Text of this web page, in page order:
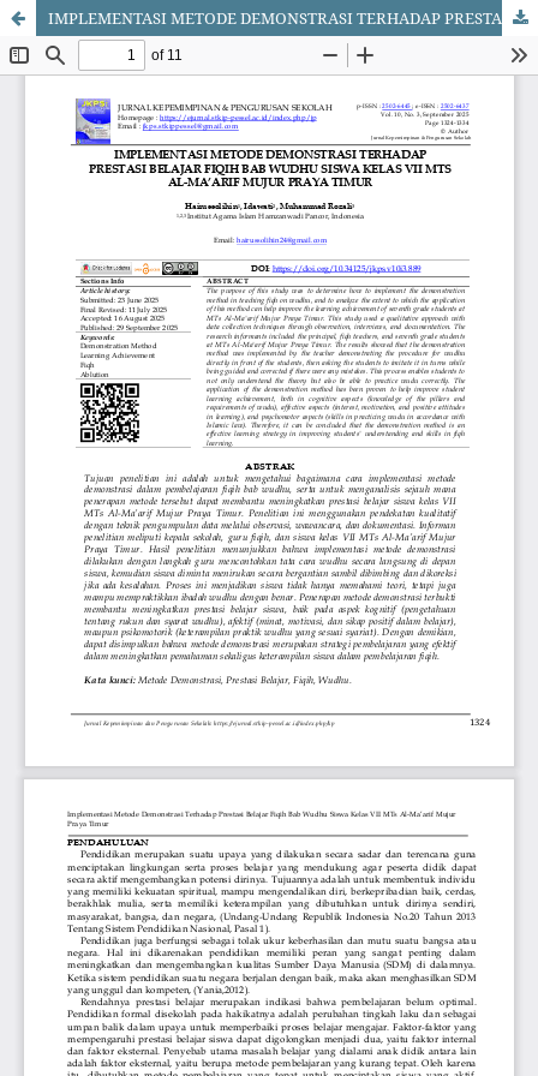
IMPLEMENTASI METODE DEMONSTRASI TERHADAP PRESTASI BELAJAR FIQIH BAB WUDHU SISWA KELAS VII MTS AL-MA’ARIF MUJUR PRAYA TIMUR